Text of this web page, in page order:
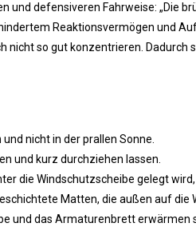
und defensiveren Fahrweise: „Die
Reaktionsvermögen und
nicht so gut konzentrieren. Dadurch
nicht in der prallen Sonne.
und kurz durchziehen lassen.
die Windschutzscheibe gelegt
Matten, die außen auf
und das Armaturenbrett erwärmen